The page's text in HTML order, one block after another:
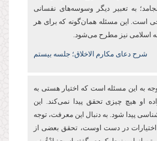
به تعبیر دیگر وسوسه‌های نفسانی
است. این مسئله همان‌گونه که برای هر
اسلامی نیز مطرح می‌شود.
شرح دعای مکارم الاخلاق؛ جلسه بیستم
به این مسئله است که اختیار هستی به
او هیچ چیزی تحقق پیدا نمی‌کند. این
پیدا شود. به دنبال این معرفت، توجه
در دست اوست، تحقق بعضی از